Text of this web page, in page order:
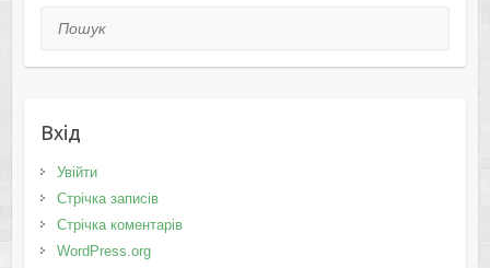
Пошук
Вхід
Увійти
Стрічка записів
Стрічка коментарів
WordPress.org